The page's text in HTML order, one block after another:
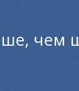
чем